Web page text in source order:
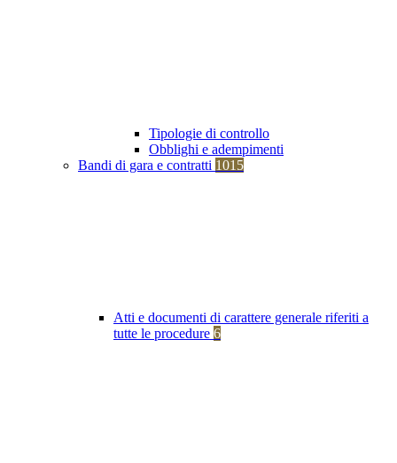
Tipologie di controllo
Obblighi e adempimenti
Bandi di gara e contratti 1015
Atti e documenti di carattere generale riferiti a
tutte le procedure 6